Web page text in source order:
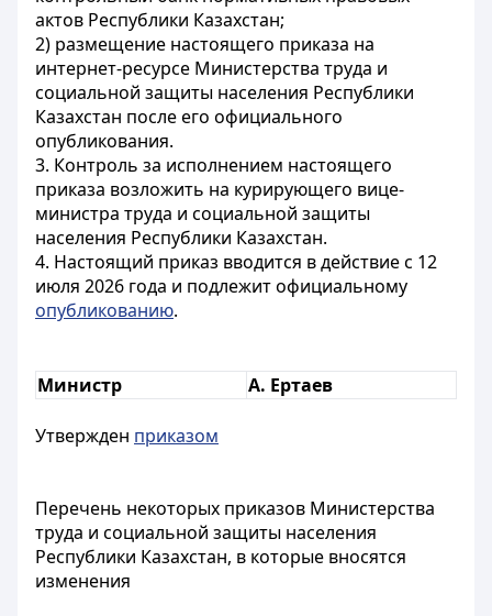
актов Республики Казахстан;
2) размещение настоящего приказа на
интернет-ресурсе Министерства труда и
социальной защиты населения Республики
Казахстан после его официального
опубликования.
3. Контроль за исполнением настоящего
приказа возложить на курирующего вице-
министра труда и социальной защиты
населения Республики Казахстан.
4. Настоящий приказ вводится в действие с 12
июля 2026 года и подлежит официальному
опубликованию.
Министр А. Ертаев
Утвержден приказом
Перечень некоторых приказов Министерства
труда и социальной защиты населения
Республики Казахстан, в которые вносятся
изменения